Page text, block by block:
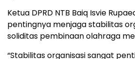
Ketua DPRD NTB Baiq Isvie
pentingnya menjaga stabilitas
soliditas pembinaan olahraga
“Stabilitas organisasi sangat